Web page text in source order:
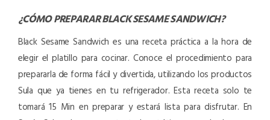
¿CÓMO PREPARARBLACK SESAME SANDWICH?
Black Sesame Sandwich es una receta práctica a la hora de
elegir el platillo para cocinar. Conoce el procedimiento para
prepararla de forma fácil y divertida, utilizando los productos
Sula que ya tienes en tu refrigerador. Esta receta solo te
tomará 15 Min en preparar y estará lista para disfrutar. En